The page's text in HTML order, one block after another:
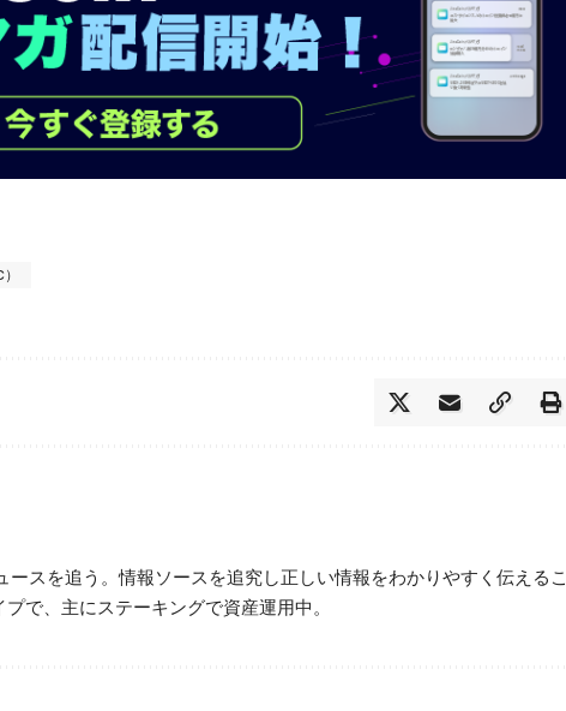
スを追う。情報ソースを追究し正しい情報をわかりやすく伝えるこ
で、主にステーキングで資産運用中。